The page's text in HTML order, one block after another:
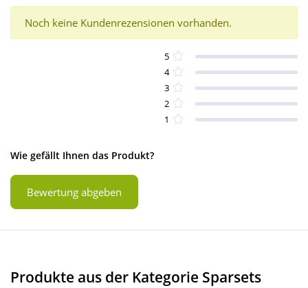
Noch keine Kundenrezensionen vorhanden.
5
4
3
2
1
Wie gefällt Ihnen das Produkt?
Bewertung abgeben
Produkte aus der Kategorie Sparsets